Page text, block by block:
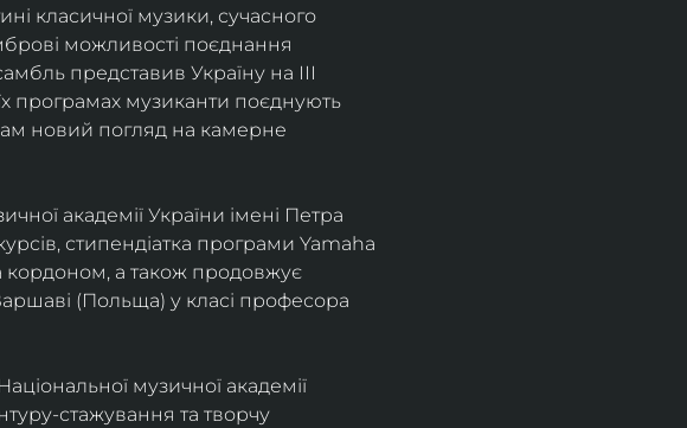
класичної музики, сучасного
можливості поєднання
представив Україну на ІІІ
програмах музиканти поєднують
новий погляд на камерне
академії України імені Петра
стипендіатка програми Yamaha
кордоном, а також продовжує
(Польща) у класі професора
музичної академії
стажування та творчу